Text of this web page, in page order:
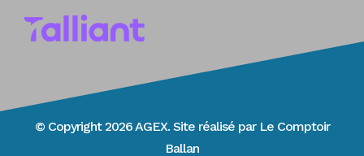
© Copyright 2026 AGEX. Site réalisé par Le Comptoir
Ballan